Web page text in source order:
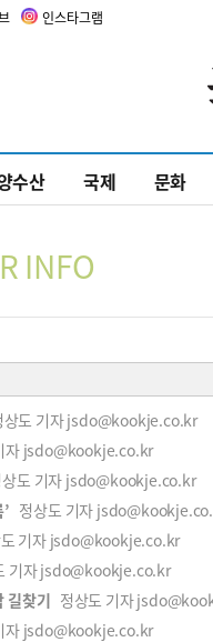
인스타그램
수산 국제 문화
INFO
도 기자 jsdo@kookje.co.kr
자 jsdo@kookje.co.kr
상도 기자 jsdo@kookje.co.kr
정상도 기자
기자 jsdo@kookje.co.kr
기자 jsdo@kookje.co.kr
길찾기 정상도 기자
자 jsdo@kookje.co.kr